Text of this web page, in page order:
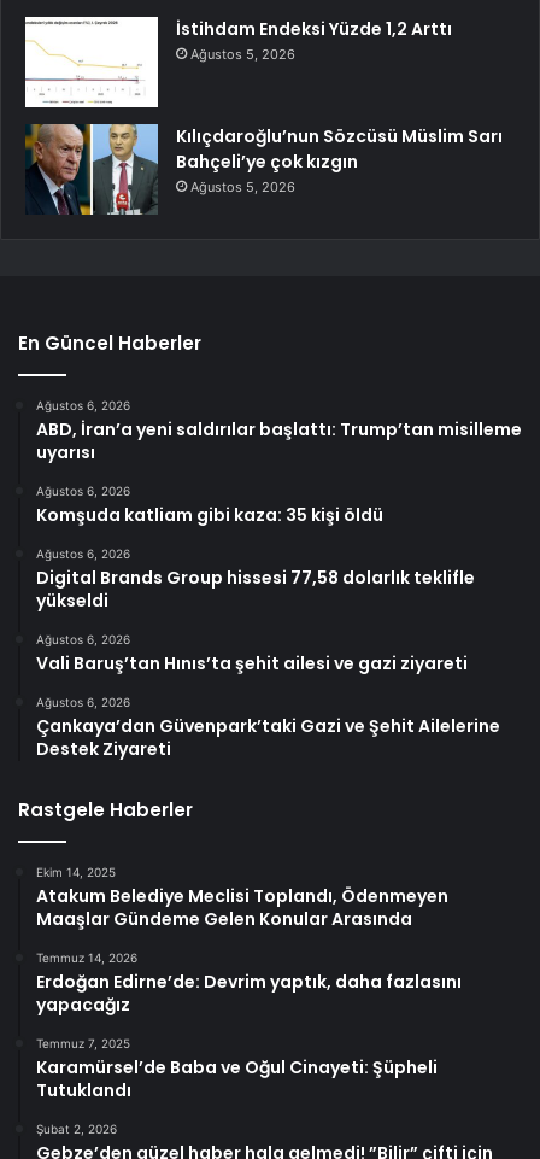
İstihdam Endeksi Yüzde 1,2 Arttı
Ağustos 5, 2026
Kılıçdaroğlu’nun Sözcüsü Müslim Sarı
Bahçeli’ye çok kızgın
Ağustos 5, 2026
En Güncel Haberler
Ağustos 6, 2026
ABD, İran’a yeni saldırılar başlattı: Trump’tan misilleme
uyarısı
Ağustos 6, 2026
Komşuda katliam gibi kaza: 35 kişi öldü
Ağustos 6, 2026
Digital Brands Group hissesi 77,58 dolarlık teklifle
yükseldi
Ağustos 6, 2026
Vali Baruş’tan Hınıs’ta şehit ailesi ve gazi ziyareti
Ağustos 6, 2026
Çankaya’dan Güvenpark’taki Gazi ve Şehit Ailelerine
Destek Ziyareti
Rastgele Haberler
Ekim 14, 2025
Atakum Belediye Meclisi Toplandı, Ödenmeyen
Maaşlar Gündeme Gelen Konular Arasında
Temmuz 14, 2026
Erdoğan Edirne’de: Devrim yaptık, daha fazlasını
yapacağız
Temmuz 7, 2025
Karamürsel’de Baba ve Oğul Cinayeti: Şüpheli
Tutuklandı
Şubat 2, 2026
Gebze’den güzel haber hala gelmedi! ”Bilir” çifti için